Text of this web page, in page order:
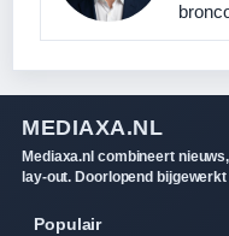
MEDIAXA.NL
Mediaxa.nl combineert
lay-out. Doorlopend
Populair